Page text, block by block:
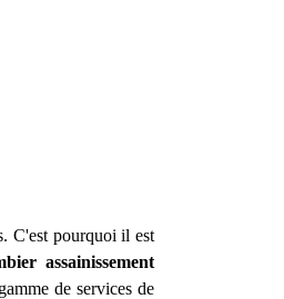
C'est pourquoi il est
assainissement
de services de